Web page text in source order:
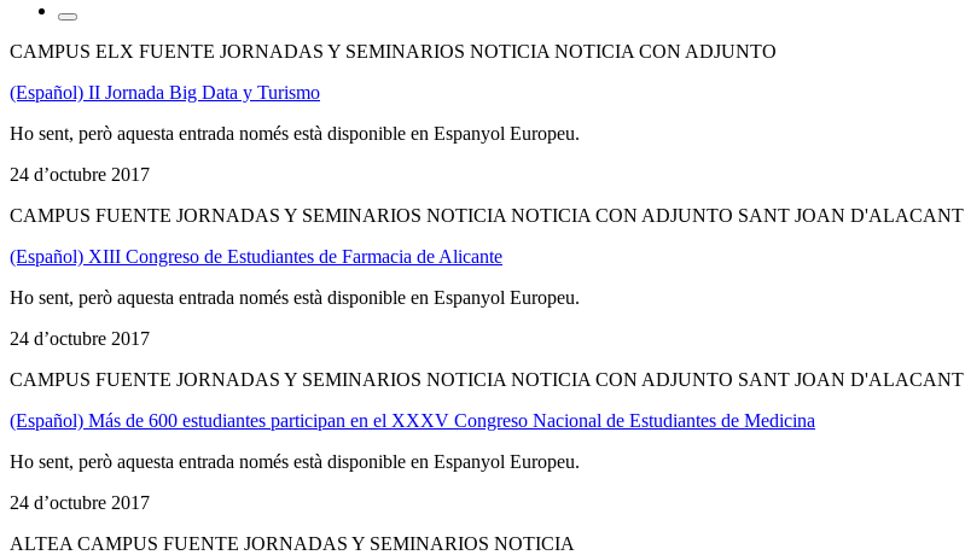
CAMPUS ELX FUENTE JORNADAS Y SEMINARIOS NOTICIA NOTICIA CON ADJUNTO
(Español) II Jornada Big Data y Turismo
Ho sent, però aquesta entrada només està disponible en Espanyol Europeu.
24 d’octubre 2017
CAMPUS FUENTE JORNADAS Y SEMINARIOS NOTICIA NOTICIA CON ADJUNTO SANT JOAN D'ALACANT
(Español) XIII Congreso de Estudiantes de Farmacia de Alicante
Ho sent, però aquesta entrada només està disponible en Espanyol Europeu.
24 d’octubre 2017
CAMPUS FUENTE JORNADAS Y SEMINARIOS NOTICIA NOTICIA CON ADJUNTO SANT JOAN D'ALACANT
(Español) Más de 600 estudiantes participan en el XXXV Congreso Nacional de Estudiantes de Medicina
Ho sent, però aquesta entrada només està disponible en Espanyol Europeu.
24 d’octubre 2017
ALTEA CAMPUS FUENTE JORNADAS Y SEMINARIOS NOTICIA